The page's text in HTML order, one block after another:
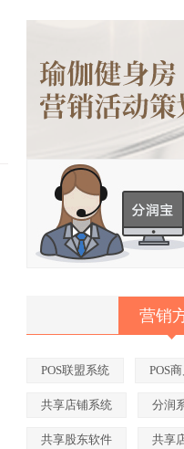
营销
POS联盟系统 POS
共享店铺系统 分润
共享股东软件 共享